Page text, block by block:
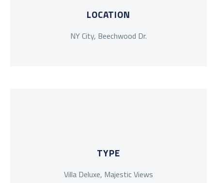
LOCATION
NY City, Beechwood Dr.
TYPE
Villa Deluxe, Majestic Views